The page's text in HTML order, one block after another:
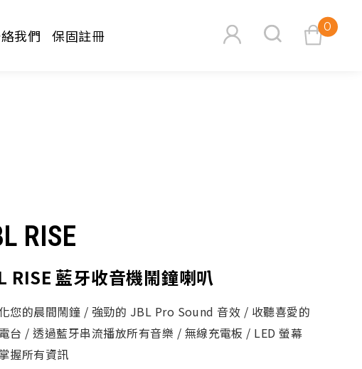
0
我們 保固註冊
RISE
RISE 藍牙收音機鬧鐘喇叭
您的晨間鬧鐘 / 強勁的 JBL Pro Sound 音效 / 收聽喜愛的
台 / 透過藍牙串流播放所有音樂 / 無線充電板 / LED 螢幕
握所有資訊